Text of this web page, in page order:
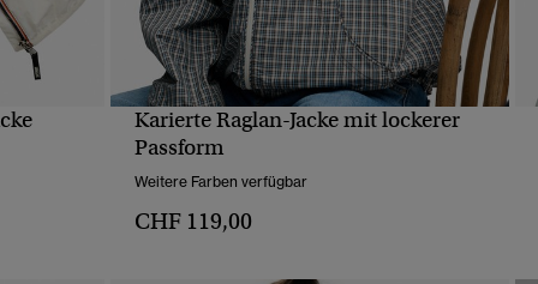
SCHNELLANSICHT
Karierte Raglan-Jacke mit lockerer
Passform
Weitere Farben verfügbar
CHF 119,00